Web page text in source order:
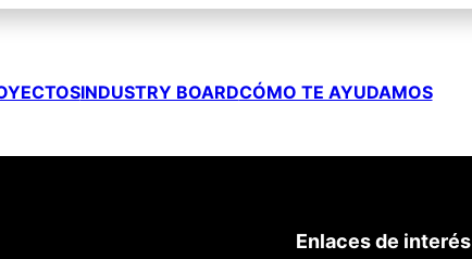
INDUSTRY BOARDCÓMO TE AYUDAMOS
Enlaces de interés